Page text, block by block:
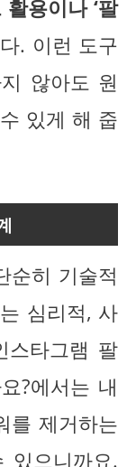
활용이나 ‘팔
. 이런 도구
않아도 원
있게 해 줍
순히 기술적
심리적, 사
스타그램 팔
?에서는 내
를 제거하는
있으니까요.